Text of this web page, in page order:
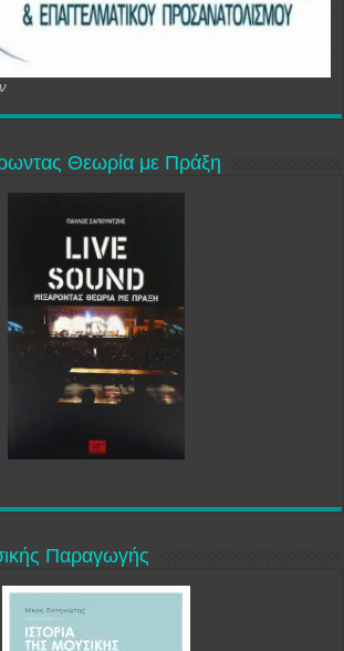
Θεωρία με Πράξη
Παραγωγής